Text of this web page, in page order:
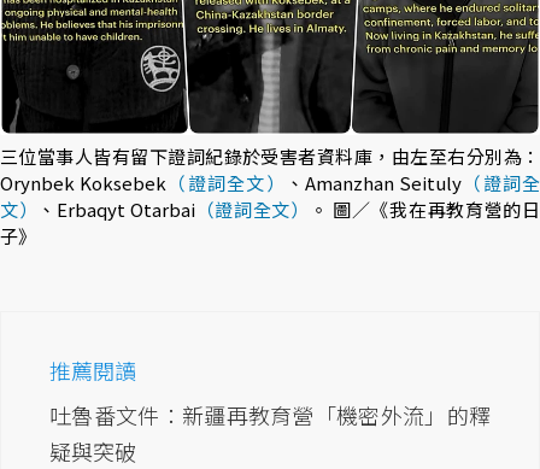
三位當事人皆有留下證詞紀錄於受害者資料庫，由左至右分別為：
Orynbek Koksebek （證詞全文） 、Amanzhan Seituly （證詞全
文）
、Erbaqyt Otarbai（證詞全文）
。 圖／《我在再教育營的日
子》
推薦閱讀
吐魯番文件：新疆再教育營「機密外流」的釋
疑與突破